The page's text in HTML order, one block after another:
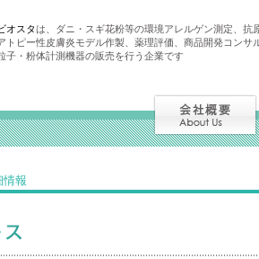
オスタは、ダニ・スギ花粉等の環境アレルゲン測定、抗
トピー性皮膚炎モデル作製、薬理評価、商品開発コンサ
子・粉体計測機器の販売を行う企業です
情報